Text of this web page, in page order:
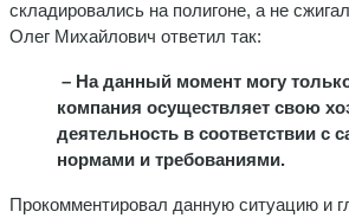
складировались на полигоне, а не
Олег Михайлович ответил так:
– На данный момент могу
компания осуществляет свою
деятельность в соответствии с
нормами и требованиями.
Прокомментировал данную ситуацию и